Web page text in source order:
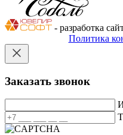
- разработка
Политика
Заказать звонок